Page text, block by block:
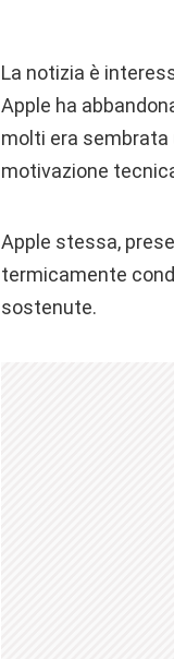
La notizia è
Apple ha
molti era sembrata
motivazione
Apple stessa,
termicamente
sostenute.